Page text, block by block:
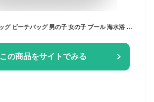
この商品をサイトでみる